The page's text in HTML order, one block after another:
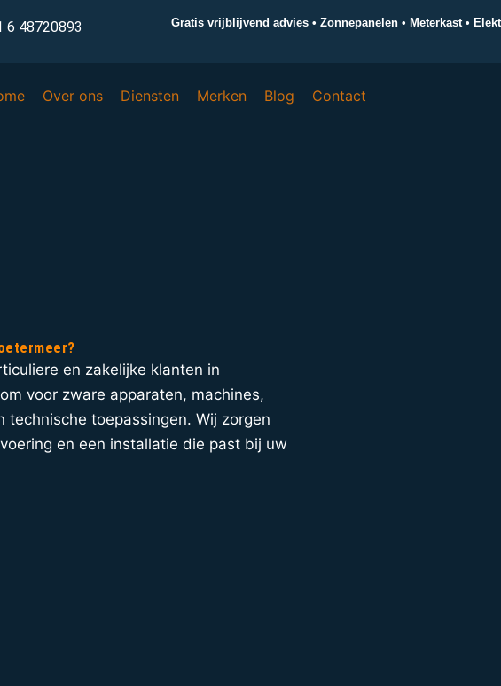
6 48720893 Gratis vrijblijvend advies • Zonnepanelen • Meterkast •
Over ons Diensten Merken Blog Contact
en zakelijke klanten in
voor zware apparaten, machines,
technische toepassingen. Wij zorgen
en een installatie die past bij uw